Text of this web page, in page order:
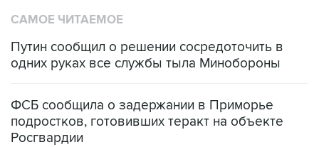
САМОЕ ЧИТАЕМОЕ
Путин сообщил о решении сосредоточить в
одних руках все службы тыла Минобороны
ФСБ сообщила о задержании в Приморье
подростков, готовивших теракт на объекте
Росгвардии